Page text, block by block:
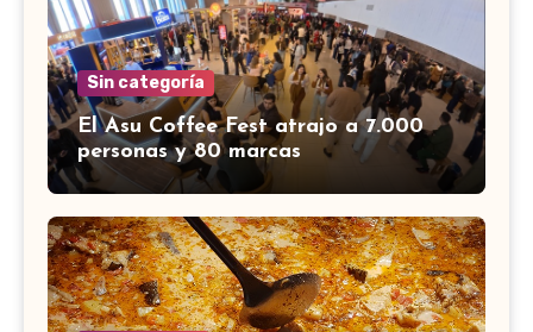
Sin categoría
El Asu Coffee Fest atrajo a 7.000
personas y 80 marcas